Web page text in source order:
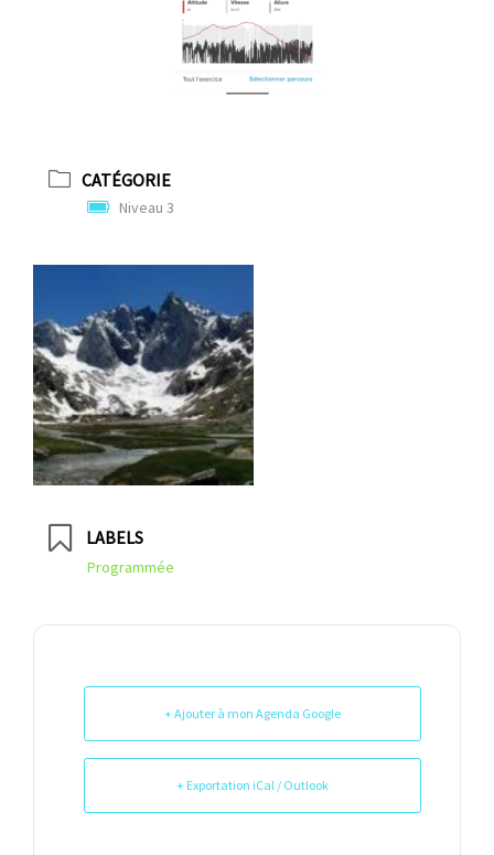
CATÉGORIE
Niveau 3
LABELS
Programmée
+ Ajouter à mon Agenda Google
+ Exportation iCal / Outlook